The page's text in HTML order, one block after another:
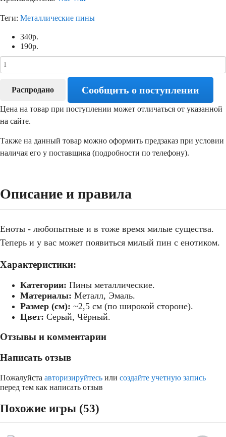
Теги: Металлические пины
340р.
190р.
Распродано Сообщить о поступлении
Цена на товар при поступлении может отличаться от указанной
на сайте.
Также на данный товар можно оформить предзаказ при условии
наличая его у поставщика (подробности по телефону).
Описание и правила
Еноты - любопытные и в тоже время милые существа.
Теперь и у вас может появиться милый пин с енотиком.
Характеристики:
Категории: Пины металлические.
Материалы: Металл, Эмаль.
Размер (см): ~2,5 см (по широкой стороне).
Цвет: Серый, Чёрный.
Отзывы и комментарии
Написать отзыв
Пожалуйста авторизируйтесь или создайте учетную запись
перед тем как написать отзыв
Похожие игры (53)